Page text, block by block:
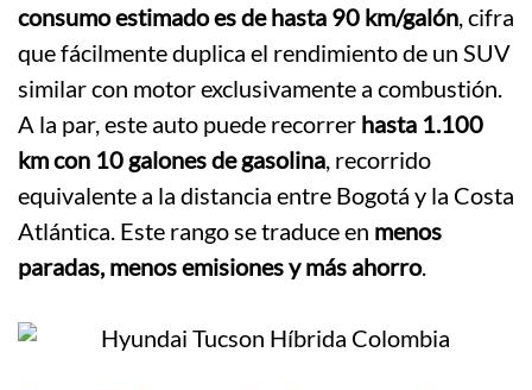
consumo estimado es de hasta 90 km/galón, cifra
que fácilmente duplica el rendimiento de un SUV
similar con motor exclusivamente a combustión.
A la par, este auto puede recorrer hasta 1.100
km con 10 galones de gasolina, recorrido
equivalente a la distancia entre Bogotá y la Costa
Atlántica. Este rango se traduce en menos
paradas, menos emisiones y más ahorro.